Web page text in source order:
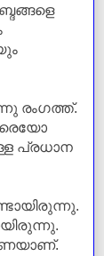
രംഗത്ത്.
പ്രധാന